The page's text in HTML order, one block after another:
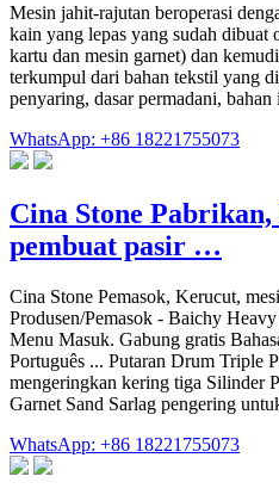
Mesin jahit-rajutan beroperasi
kain yang lepas yang sudah dibuat
kartu dan mesin garnet) dan
terkumpul dari bahan tekstil yang
penyaring, dasar permadani, bahan
WhatsApp: +86 18221755073
Cina Stone
pembuat pasir …
Cina Stone Pemasok, Kerucut,
Produsen/Pemasok - Baichy
Menu Masuk. Gabung gratis
Português ... Putaran Drum Triple
mengeringkan kering tiga Silinder
Garnet Sand Sarlag pengering
WhatsApp: +86 18221755073